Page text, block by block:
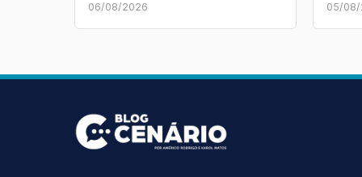
06/08/2026 05/